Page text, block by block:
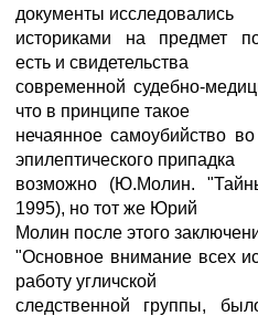
документы исследовались
историками на предмет
есть и свидетельства
современной судебно-
что в принципе такое
нечаянное самоубийство
эпилептического припадка
возможно (Ю.Молин.
1995), но тот же Юрий
Молин после этого
"Основное внимание всех
работу угличской
следственной группы,